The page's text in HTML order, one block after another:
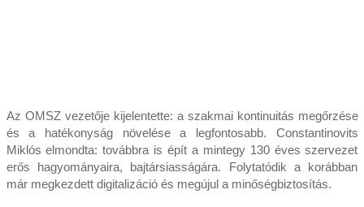
Az OMSZ vezetője kijelentette: a szakmai kontinuitás megőrzése
és a hatékonyság növelése a legfontosabb. Constantinovits
Miklós elmondta: továbbra is épít a mintegy 130 éves szervezet
erős hagyományaira, bajtársiasságára. Folytatódik a korábban
már megkezdett digitalizáció és megújul a minőségbiztosítás.